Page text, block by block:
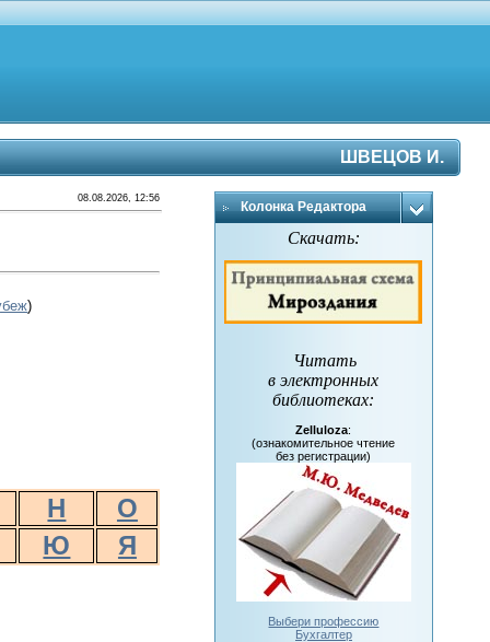
ШВЕЦОВ И.
08.08.2026, 12:56
)
Н
О
Ю Я
Колонка Редактора
Скачать:
Читать
в электронных
библиотеках:
Zelluloza:
(ознакомительное чтение
без регистрации)
Выбери профессию
Бухгалтер